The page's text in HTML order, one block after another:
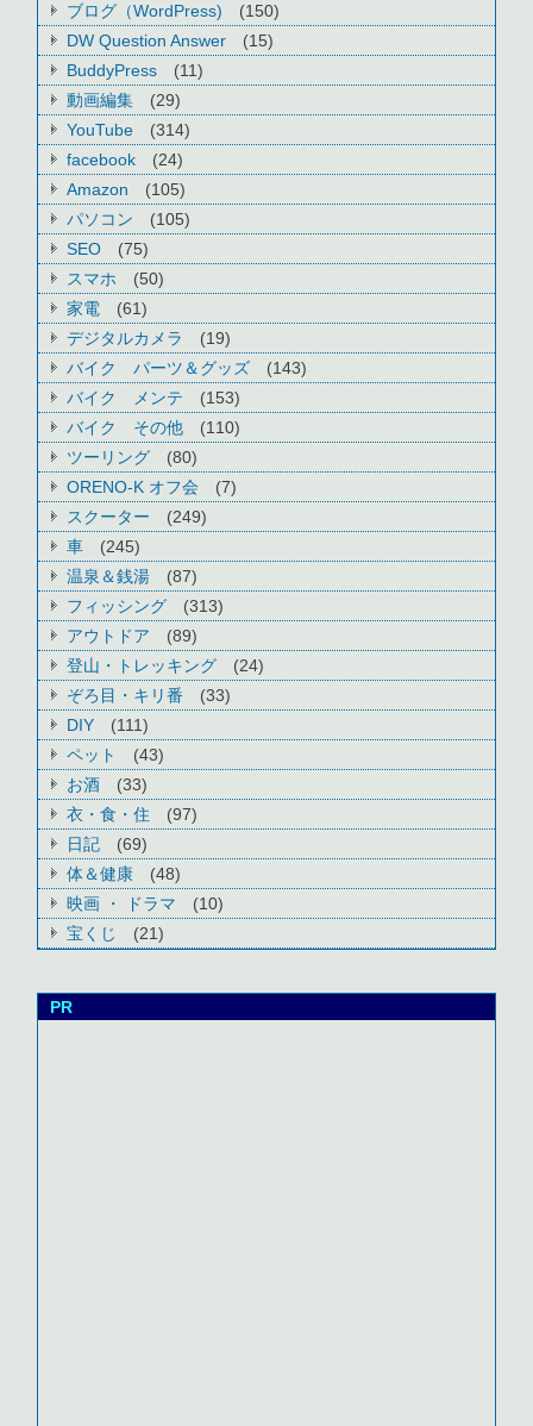
ブログ（WordPress)
(150)
DW Question Answer
(15)
BuddyPress
(11)
動画編集
(29)
YouTube
(314)
facebook
(24)
Amazon
(105)
パソコン
(105)
SEO
(75)
スマホ
(50)
家電
(61)
デジタルカメラ
(19)
バイク パーツ＆グッズ
(143)
バイク メンテ
(153)
バイク その他
(110)
ツーリング
(80)
ORENO-K オフ会
(7)
スクーター
(249)
車
(245)
温泉＆銭湯
(87)
フィッシング
(313)
アウトドア
(89)
登山・トレッキング
(24)
ぞろ目・キリ番
(33)
DIY
(111)
ペット
(43)
お酒
(33)
衣・食・住
(97)
日記
(69)
体＆健康
(48)
映画 ・ ドラマ
(10)
宝くじ
(21)
PR